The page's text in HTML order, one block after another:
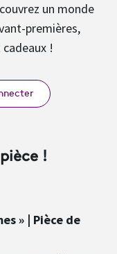
un monde
premières,
!
!
» | Pièce de